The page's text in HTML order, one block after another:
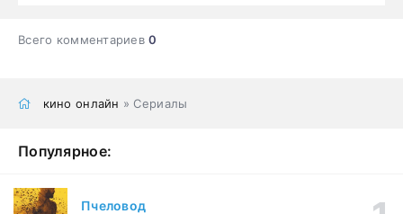
Всего комментариев0
кино онлайн » Сериалы
Популярное:
Пчеловод